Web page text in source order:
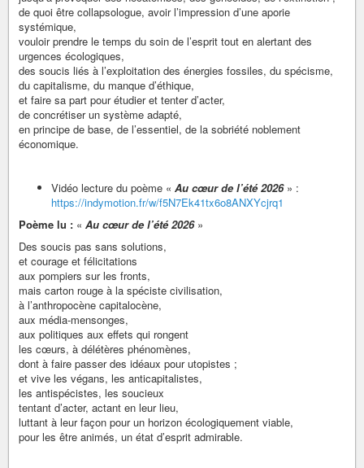
de quoi être collapsologue, avoir l’impression d’une aporie
systémique,
vouloir prendre le temps du soin de l’esprit tout en alertant des
urgences écologiques,
des soucis liés à l’exploitation des énergies fossiles, du spécisme,
du capitalisme, du manque d’éthique,
et faire sa part pour étudier et tenter d’acter,
de concrétiser un système adapté,
en principe de base, de l’essentiel, de la sobriété noblement
économique.
Vidéo lecture du poème « Au cœur de l’été 2026» :
https://indymotion.fr/w/f5N7Ek41tx6o8ANXYcjrq1
Poème lu : « Au cœur de l’été 2026»
Des soucis pas sans solutions,
et courage et félicitations
aux pompiers sur les fronts,
mais carton rouge à la spéciste civilisation,
à l’anthropocène capitalocène,
aux média-mensonges,
aux politiques aux effets qui rongent
les cœurs, à délétères phénomènes,
dont à faire passer des idéaux pour utopistes ;
et vive les végans, les anticapitalistes,
les antispécistes, les soucieux
tentant d’acter, actant en leur lieu,
luttant à leur façon pour un horizon écologiquement viable,
pour les être animés, un état d’esprit admirable.